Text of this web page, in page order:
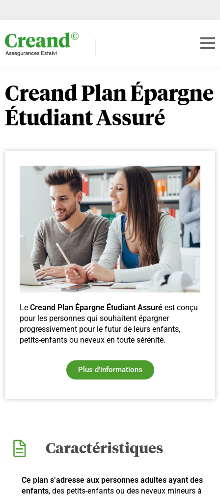
Creand Plan Épargne
Étudiant Assuré
Le Creand Plan Épargne Étudiant Assuré est conçu
pour les personnes qui souhaitent épargner
progressivement pour le futur de leurs enfants,
petits-enfants ou neveux en toute sérénité.
Plus d'informations
Caractéristiques
Ce plan s’adresse aux personnes adultes ayant des
enfants, des petits-enfants ou des neveux mineurs à